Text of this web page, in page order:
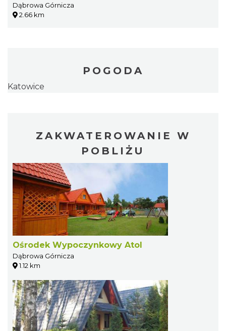
Dąbrowa Górnicza
2.66 km
POGODA
Katowice
ZAKWATEROWANIE W
POBLIŻU
Ośrodek Wypoczynkowy Atol
Dąbrowa Górnicza
1.12 km